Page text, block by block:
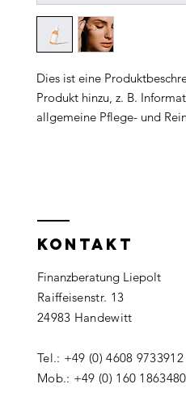
Dies ist eine
Produkt hinzu, z. B.
allgemeine Pflege- und
KONTAKT
Finanzberatung Liepolt
Raiffeisenstr. 13
24983 Handewitt
Tel.: +49 (0) 4608 9733912
Mob.: +49 (0) 160 1863480